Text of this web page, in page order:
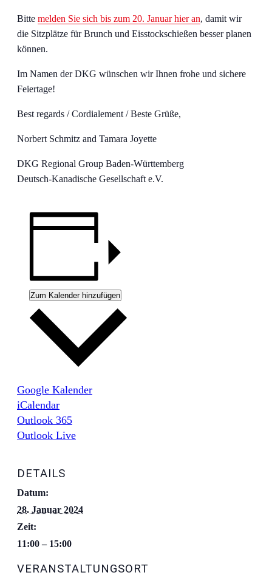
Bitte melden Sie sich bis zum 20. Januar hier an, damit wir
die Sitzplätze für Brunch und Eisstockschießen besser planen
können.
Im Namen der DKG wünschen wir Ihnen frohe und sichere
Feiertage!
Best regards / Cordialement / Beste Grüße,
Norbert Schmitz and Tamara Joyette
DKG Regional Group Baden-Württemberg
Deutsch-Kanadische Gesellschaft e.V.
Zum Kalender hinzufügen
Google Kalender
iCalendar
Outlook 365
Outlook Live
DETAILS
Datum:
28. Januar 2024
Zeit:
11:00 – 15:00
VERANSTALTUNGSORT